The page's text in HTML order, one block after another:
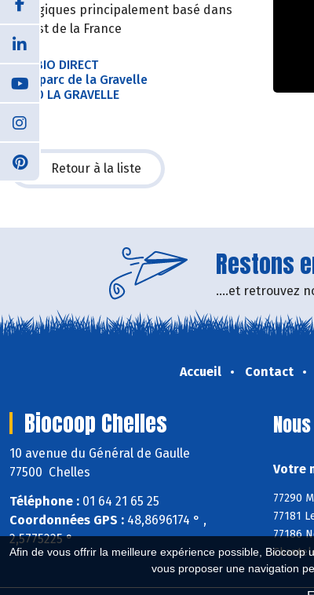
Afin de vous offrir la meilleure expérience possible,
vous proposer une navigation
biologiques principalement basé dans
l’Ouest de la France
SAS BIO DIRECT
2 Ecoparc de la Gravelle
53410 LA GRAVELLE
Retour à la liste
Restons
....et retrouvez
Accueil Contact
Biocoop Chelles
10 avenue du Général de Gaulle
77500 Chelles
Téléphone : 01 64 21 65 25
Coordonnées GPS : 48,8696174 ° ,
2,5775225 °
Votre
77290
77181
77186